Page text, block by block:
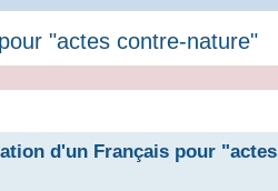
"actes contre-nature"
d'un Français pour "actes